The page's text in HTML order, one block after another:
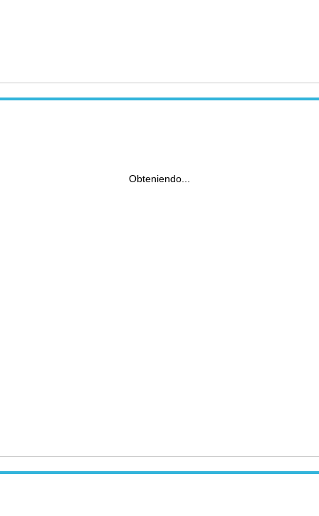
Obteniendo...